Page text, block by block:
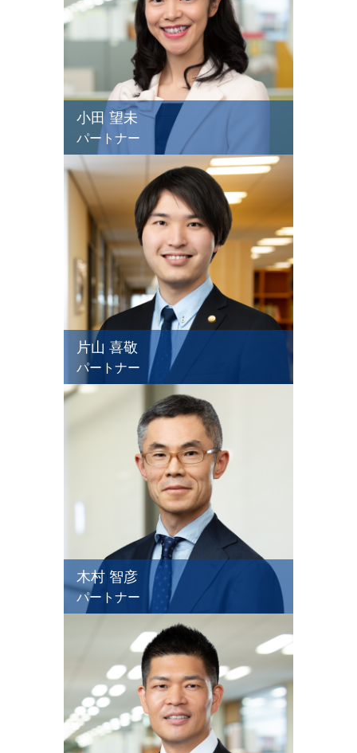
小田 望未
パートナー
片山 喜敬
パートナー
木村 智彦
パートナー